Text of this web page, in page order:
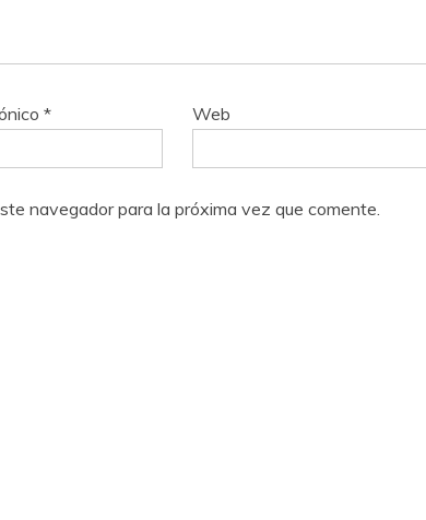
* Web
navegador para la próxima vez que comente.